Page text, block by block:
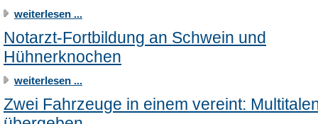
weiterlesen ...
Notarzt-Fortbildung an Schwein und
Hühnerknochen
weiterlesen ...
Zwei Fahrzeuge in einem vereint: